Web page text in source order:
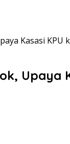
Kasasi KPU
Upaya